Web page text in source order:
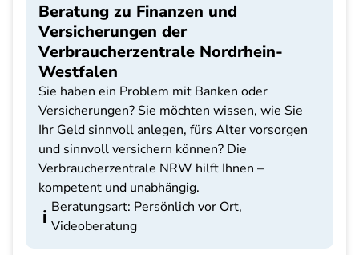
Beratung zu Finanzen und
Versicherungen der
Verbraucherzentrale Nordrhein-
Westfalen
Sie haben ein Problem mit Banken oder
Versicherungen? Sie möchten wissen, wie Sie
Ihr Geld sinnvoll anlegen, fürs Alter vorsorgen
und sinnvoll versichern können? Die
Verbraucherzentrale NRW hilft Ihnen –
kompetent und unabhängig.
Beratungsart: Persönlich vor Ort,
Videoberatung